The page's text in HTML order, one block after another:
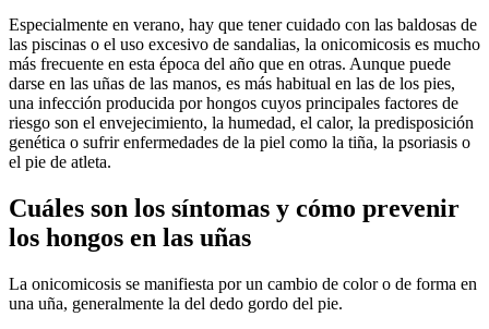
Especialmente en verano, hay que tener cuidado con las baldosas de
las piscinas o el uso excesivo de sandalias, la onicomicosis es mucho
más frecuente en esta época del año que en otras. Aunque puede
darse en las uñas de las manos, es más habitual en las de los pies,
una infección producida por hongos cuyos principales factores de
riesgo son el envejecimiento, la humedad, el calor, la predisposición
genética o sufrir enfermedades de la piel como la tiña, la psoriasis o
el pie de atleta.
Cuáles son los síntomas y cómo prevenir
los hongos en las uñas
La onicomicosis se manifiesta por un cambio de color o de forma en
una uña, generalmente la del dedo gordo del pie.